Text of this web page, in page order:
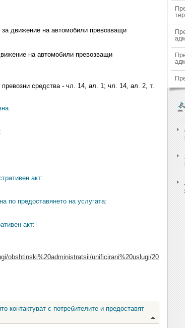
движение на автомобили превозващи
на автомобили превозващи
средства - чл. 14, ал. 1; чл. 14, ал. 2, т.
акт:
по предоставянето на услугата:
акт:
obshtinski%20administratsii/unificirani%20uslugi/20
контактуват с потребителите и предоставят